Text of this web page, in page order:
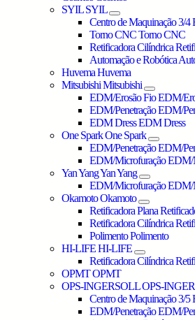
SYIL SYIL
Centro de Maquinação 3/4
Torno CNCTorno CNC
Retificadora Cilíndrica
Automação e Robótica
HuvemaHuvema
MitsubishiMitsubishi
EDM/Erosão FioEDM/
EDM/PenetraçãoEDM/
EDM DressEDM Dress
One SparkOne Spark
EDM/PenetraçãoEDM/
EDM/MicrofuraçãoEDM/
Yan YangYan Yang
EDM/MicrofuraçãoEDM/
OkamotoOkamoto
Retificadora Plana
Retificadora Cilíndrica
PolimentoPolimento
HI-LIFEHI-LIFE
Retificadora Cilíndrica
OPMTOPMT
OPS-INGERSOLL OPS-
Centro de Maquinação 3/5
EDM/PenetraçãoEDM/